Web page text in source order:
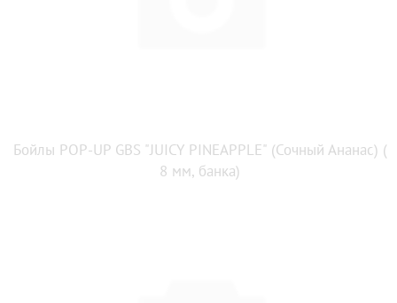
Бойлы POP-UP GBS "JUICY PINEAPPLE" (Сочный Ананас) (
8 мм, банка)